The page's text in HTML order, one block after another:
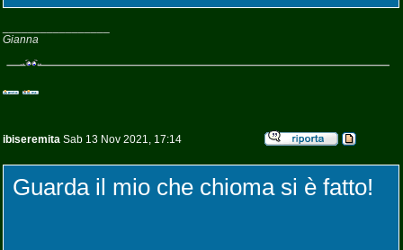
Gianna
ibiseremita Sab 13 Nov 2021, 17:14
Guarda il mio che chioma si è fatto!